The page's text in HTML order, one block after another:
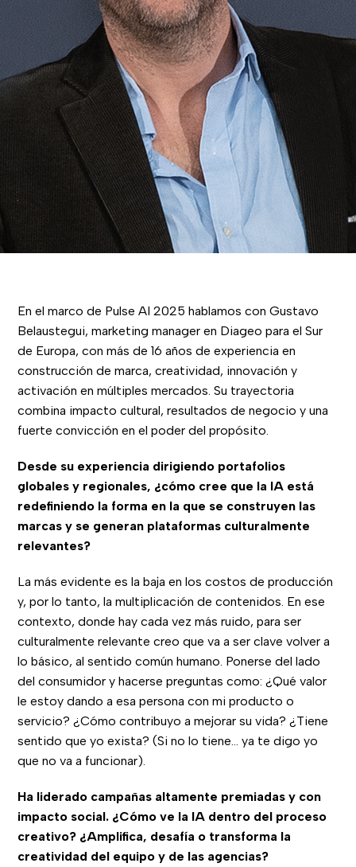
En el marco de Pulse AI 2025 hablamos con Gustavo
Belaustegui, marketing manager en Diageo para el Sur
de Europa, con más de 16 años de experiencia en
construcción de marca, creatividad, innovación y
activación en múltiples mercados. Su trayectoria
combina impacto cultural, resultados de negocio y una
fuerte convicción en el poder del propósito.
Desde su experiencia dirigiendo portafolios
globales y regionales, ¿cómo cree que la IA está
redefiniendo la forma en la que se construyen las
marcas y se generan plataformas culturalmente
relevantes?
La más evidente es la baja en los costos de producción
y, por lo tanto, la multiplicación de contenidos. En ese
contexto, donde hay cada vez más ruido, para ser
culturalmente relevante creo que va a ser clave volver a
lo básico, al sentido común humano. Ponerse del lado
del consumidor y hacerse preguntas como: ¿Qué valor
le estoy dando a esa persona con mi producto o
servicio? ¿Cómo contribuyo a mejorar su vida? ¿Tiene
sentido que yo exista? (Si no lo tiene… ya te digo yo
que no va a funcionar).
Ha liderado campañas altamente premiadas y con
impacto social. ¿Cómo ve la IA dentro del proceso
creativo? ¿Amplifica, desafía o transforma la
creatividad del equipo y de las agencias?